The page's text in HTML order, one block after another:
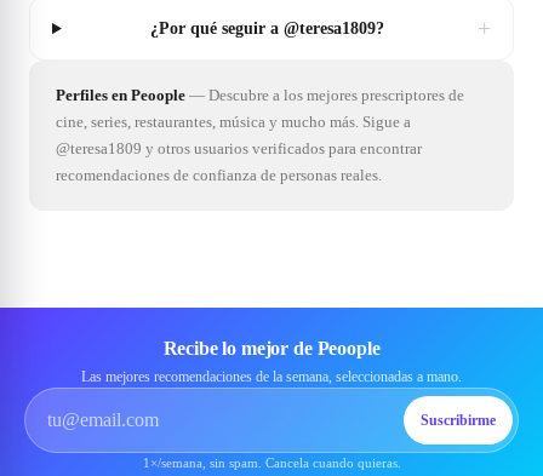
¿Por qué seguir a @teresa1809? +
Perfiles en Peoople — Descubre a los mejores prescriptores de
cine, series, restaurantes, música y mucho más. Sigue a
@teresa1809 y otros usuarios verificados para encontrar
recomendaciones de confianza de personas reales.
Recibe lo mejor de Peoople
Las mejores recomendaciones de la semana, seleccionadas a mano.
Suscribirme
1×/semana, sin spam. Cancela cuando quieras.